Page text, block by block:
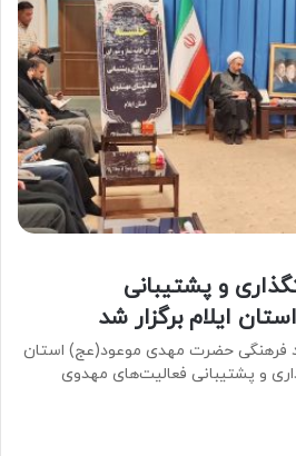
و پشتیبانی
ایلام برگزار شد
فرهنگی حضرت مهدی موعود(عج) استان
و پشتیبانی فعالیت‌های مهدوی